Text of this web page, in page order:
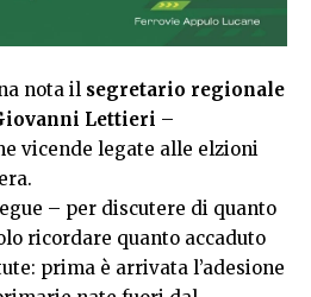
nota il segretario regionale
Lettieri –
vicende legate alle elzioni
– per discutere di quanto
ricordare quanto accaduto
prima è arrivata l’adesione